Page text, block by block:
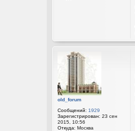
old_forum
Сообщений: 1929
Зарегистрирован: 23 сен
2015, 10:56
Откуда: Москва